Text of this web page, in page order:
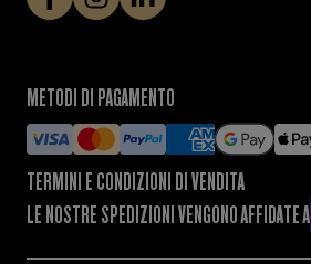
METODI DI PAGAMENTO
TERMINI E CONDIZIONI DI VENDITA
LE NOSTRE SPEDIZIONI VENGONO AFFIDATE A